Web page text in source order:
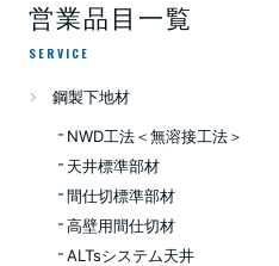
営業品目一覧
SERVICE
鋼製下地材
NWD工法＜無溶接工法＞
天井標準部材
間仕切標準部材
高壁用間仕切材
ALTsシステム天井